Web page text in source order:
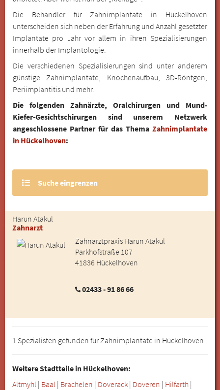
Die Behandler für Zahnimplantate in Hückelhoven
unterscheiden sich neben der Erfahrung und Anzahl gesetzter
Implantate pro Jahr vor allem in ihren Spezialisierungen
innerhalb der Implantologie.
Die verschiedenen Spezialisierungen sind unter anderem
günstige Zahnimplantate, Knochenaufbau, 3D-Röntgen,
Periimplantitis und mehr.
Die folgenden Zahnärzte, Oralchirurgen und Mund-
Kiefer-Gesichtschirurgen sind unserem Netzwerk
angeschlossene Partner für das Thema Zahnimplantate
in Hückelhoven:
Suche eingrenzen
Harun Atakul
Zahnarzt
Zahnarztpraxis Harun Atakul
Parkhofstraße 107
41836 Hückelhoven
02433 - 91 86 66
1 Spezialisten gefunden für Zahnimplantate in Hückelhoven
Weitere Stadtteile in Hückelhoven:
Altmyhl | Baal | Brachelen | Doverack | Doveren | Hilfarth |